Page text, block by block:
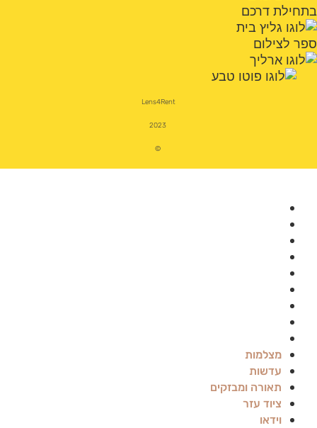
Lens4Rent
2023
©
מצלמות
עדשות
תאורה ומבזקים
ציוד עזר
וידאו